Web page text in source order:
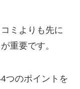
ミよりも先に
重要です。
つのポイントを